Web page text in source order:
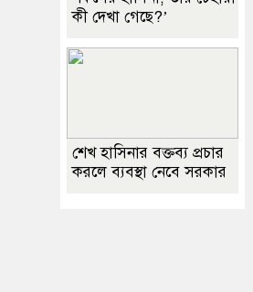
কী দেখা গেছে?’
শেখ হাসিনার বক্তব্য প্রচার
করলে ব্যবস্থা নেবে সরকার